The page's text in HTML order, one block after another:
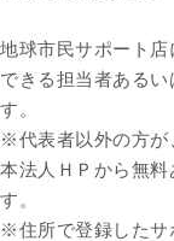
地球市民サポート
できる担当者ある
す。
※代表者以外の方が
本法人ＨＰから無
す。
※住所で登録したサ